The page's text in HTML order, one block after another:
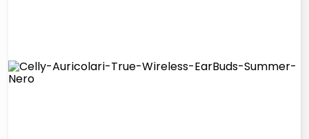
pattumiera raccolta differenziata